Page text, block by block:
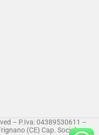
– P.Iva: 04389530611 –
(CE) Cap. Sociale: